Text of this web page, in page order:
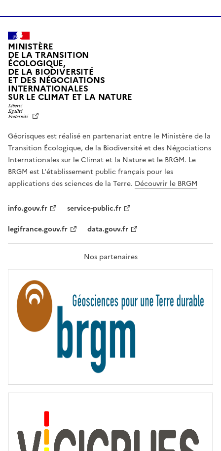
MINISTÈRE
DE LA TRANSITION
ÉCOLOGIQUE,
DE LA BIODIVERSITÉ
ET DES NÉGOCIATIONS
INTERNATIONALES
SUR LE CLIMAT ET LA NATUREL
T
É
,
É
G
A
L
F
A
T
R
T
É
Géorisques est réalisé en partenariat entre le Ministère de la
Transition Écologique, de la Biodiversité et des Négociations
Internationales sur le Climat et la Nature et le BRGM. Le
BRGM est L'établissement public français pour les
applications des sciences de la Terre. Découvrir le BRGM
info.gouv.fr
service-public.fr
legifrance.gouv.fr
data.gouv.fr
Nos partenaires